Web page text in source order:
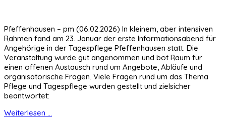
Pfeffenhausen – pm (06.02.2026) In kleinem, aber intensiven
Rahmen fand am 23. Januar der erste Informationsabend für
Angehörige in der Tagespflege Pfeffenhausen statt. Die
Veranstaltung wurde gut angenommen und bot Raum für
einen offenen Austausch rund um Angebote, Abläufe und
organisatorische Fragen. Viele Fragen rund um das Thema
Pflege und Tagespflege wurden gestellt und zielsicher
beantwortet:
Weiterlesen ...